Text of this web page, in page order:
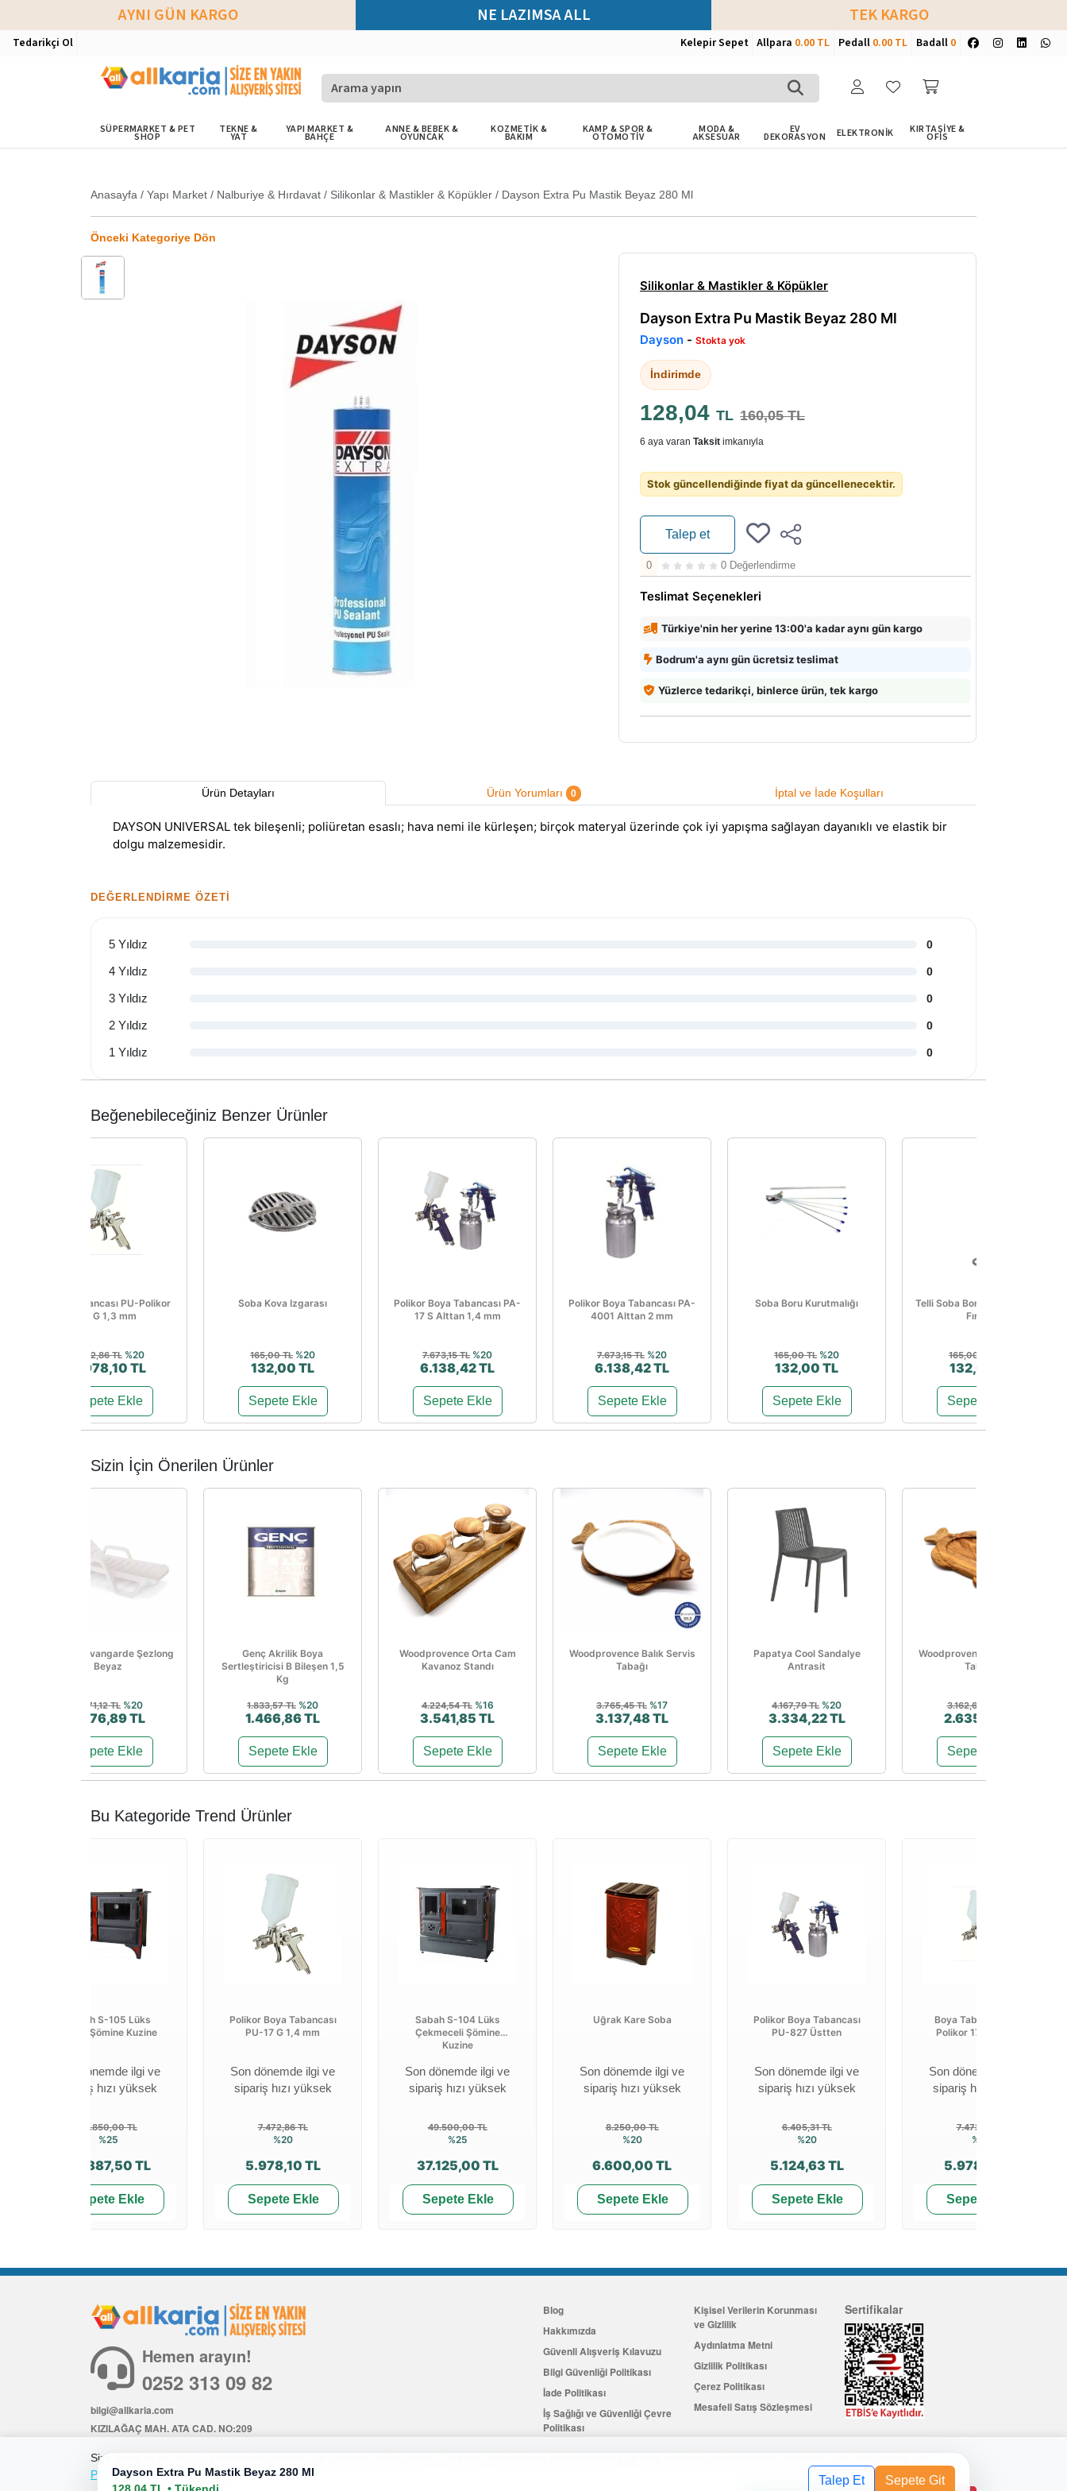
AYNI GÜN KARGO NE LAZIMSA ALL TEK KARGO
Tedarikçi Ol Kelepir Sepet Allpara 0.00 TL Pedall 0.00 TL Badall 0
SÜPERMARKET & PET
SHOP
TEKNE &
YAT
YAPI MARKET &
BAHÇE
ANNE & BEBEK &
OYUNCAK
KOZMETİK &
BAKIM
KAMP & SPOR &
OTOMOTİV
MODA &
AKSESUAR
EV
DEKORASYON ELEKTRONİK KIRTASİYE &
OFİS
Anasayfa / Yapı Market / Nalburiye & Hırdavat / Silikonlar & Mastikler & Köpükler / Dayson Extra Pu Mastik Beyaz 280 Ml
Önceki Kategoriye Dön
Silikonlar & Mastikler & Köpükler
Dayson Extra Pu Mastik Beyaz 280 Ml
Dayson - Stokta yok
İndirimde
128,04 TL 160,05 TL
6 aya varan Taksit imkanıyla
Stok güncellendiğinde fiyat da güncellenecektir.
Talep et
0 0 Değerlendirme
Teslimat Seçenekleri
Türkiye'nin her yerine 13:00'a kadar aynı gün kargo
Bodrum'a aynı gün ücretsiz teslimat
Yüzlerce tedarikçi, binlerce ürün, tek kargo
Ürün Detayları Ürün Yorumları 0 İptal ve İade Koşulları
DAYSON UNIVERSAL tek bileşenli; poliüretan esaslı; hava nemi ile kürleşen; birçok materyal üzerinde çok iyi yapışma sağlayan dayanıklı ve elastik bir
dolgu malzemesidir.
DEĞERLENDIRME ÖZETI
5 Yıldız 0
4 Yıldız 0
3 Yıldız 0
2 Yıldız 0
1 Yıldız 0
Beğenebileceğiniz Benzer Ürünler
Boya Tabancası PU-Polikor
17 G 1,3 mm
7.472,86 TL %20
5.978,10 TL
Sepete Ekle
Soba Kova Izgarası
165,00 TL %20
132,00 TL
Sepete Ekle
Polikor Boya Tabancası PA-
17 S Alttan 1,4 mm
7.673,15 TL %20
6.138,42 TL
Sepete Ekle
Polikor Boya Tabancası PA-
4001 Alttan 2 mm
7.673,15 TL %20
6.138,42 TL
Sepete Ekle
Soba Boru Kurutmalığı
165,00 TL %20
132,00 TL
Sepete Ekle
Telli Soba Borusu Temizleme
Fırçası
165,00 TL
132,00 TL
Sepete Ekle
Sizin İçin Önerilen Ürünler
Papatya Avangarde Şezlong
Beyaz
3.471,12 TL %20
2.776,89 TL
Sepete Ekle
Genç Akrilik Boya
Sertleştiricisi B Bileşen 1,5
Kg
1.833,57 TL %20
1.466,86 TL
Sepete Ekle
Woodprovence Orta Cam
Kavanoz Standı
4.224,54 TL %16
3.541,85 TL
Sepete Ekle
Woodprovence Balık Servis
Tabağı
3.765,45 TL %17
3.137,48 TL
Sepete Ekle
Papatya Cool Sandalye
Antrasit
4.167,79 TL %20
3.334,22 TL
Sepete Ekle
Woodprovence Balık Servis
Tahtası
3.162,69 TL
2.635,10 TL
Sepete Ekle
Bu Kategoride Trend Ürünler
Sabah S-105 Lüks
Ayaklı Şömine Kuzine
Son dönemde ilgi ve
sipariş hızı yüksek
47.850,00 TL
%25
35.887,50 TL
Sepete Ekle
Polikor Boya Tabancası
PU-17 G 1,4 mm
Son dönemde ilgi ve
sipariş hızı yüksek
7.472,86 TL
%20
5.978,10 TL
Sepete Ekle
Sabah S-104 Lüks
Çekmeceli Şömine
Kuzine
Son dönemde ilgi ve
sipariş hızı yüksek
49.500,00 TL
%25
37.125,00 TL
Sepete Ekle
Uğrak Kare Soba
Son dönemde ilgi ve
sipariş hızı yüksek
8.250,00 TL
%20
6.600,00 TL
Sepete Ekle
Polikor Boya Tabancası
PU-827 Üstten
Son dönemde ilgi ve
sipariş hızı yüksek
6.405,31 TL
%20
5.124,63 TL
Sepete Ekle
Boya Tabancası PU-
Polikor 17 G 1,3 mm
Son dönemde ilgi ve
sipariş hızı yüksek
7.472,86 TL
%20
5.978,10 TL
Sepete Ekle
Dayson Extra Pu Mastik Beyaz 280 Ml
Talep Et Sepete Git
Size daha iyi bir alışveriş deneyimi sunmak için çerezler kullanıyoruz. Çerezler, tercihlerinizi hatırlamamıza ve web sitemizi geliştirmemize yardımcı olur. Detaylı bilgi için
Politikamızagöz atabilirsiniz.
Hemen arayın!
0252 313 09 82
bilgi@allkaria.com
KIZILAĞAÇ MAH. ATA CAD. NO:209
Blog
Hakkımızda
Güvenli Alışveriş Kılavuzu
Bilgi Güvenliği Politikası
İade Politikası
İş Sağlığı ve Güvenliği Çevre
Politikası
Kişisel Verilerin Korunması
ve Gizlilik
Aydınlatma Metni
Gizlilik Politikası
Çerez Politikası
Mesafeli Satış Sözleşmesi
Sertifikalar
...ve 100 ₺ değerinde indirim kuponu kazanın Üye Ol